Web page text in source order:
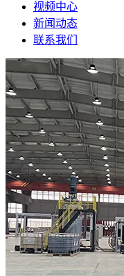
视频中心
新闻动态
联系我们